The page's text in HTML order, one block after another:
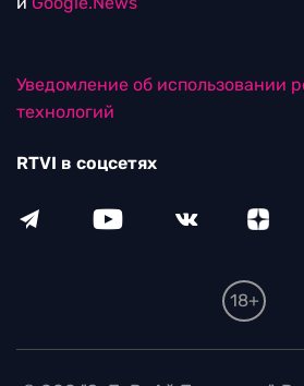
Уведомление об использовании
технологий
RTVI в соцсетях
18+